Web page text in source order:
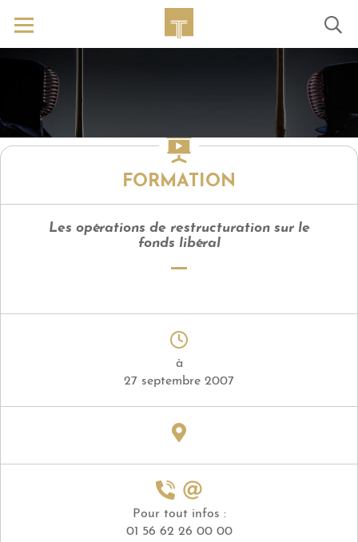
FORMATION
Les opérations de restructuration sur le
fonds libéral
à
27 septembre 2007
Pour tout infos :
01 56 62 26 00 00